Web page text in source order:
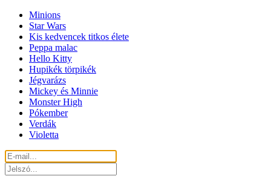
Minions
Star Wars
Kis kedvencek titkos élete
Peppa malac
Hello Kitty
Hupikék törpikék
Jégvarázs
Mickey és Minnie
Monster High
Pókember
Verdák
Violetta